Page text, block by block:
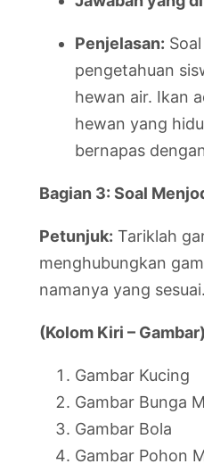
Penjelasan:
pengetahuan
hewan air. Ikan
hewan yang
bernapas
Bagian 3: Soal
Petunjuk: Tariklah
menghubungkan
namanya yang sesuai.
(Kolom Kiri – Gambar)
Gambar Kucing
Gambar Bunga
Gambar Bola
Gambar Pohon